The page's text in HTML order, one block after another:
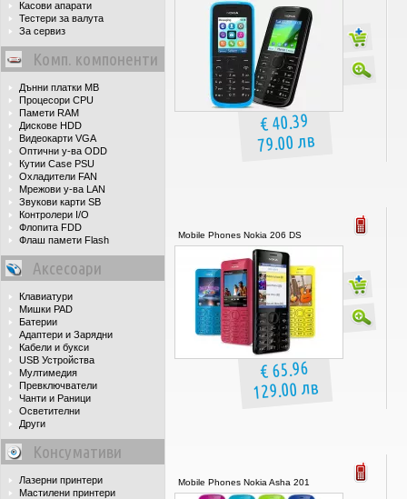
Касови апарати
Тестери за валута
За сервиз
Комп. компоненти
Дънни платки MB
Процесори CPU
Памети RAM
Дискове HDD
Видеокарти VGA
Оптични у-ва ODD
Кутии Case PSU
Охладители FAN
Мрежови у-ва LAN
Звукови карти SB
Контролери I/O
Флопита FDD
Флаш памети Flash
Аксесоари
Клавиатури
Мишки PAD
Батерии
Адаптери и Зарядни
Кабели и букси
USB Устройства
Мултимедия
Превключватели
Чанти и Раници
Осветителни
Други
Консумативи
Лазерни принтери
Мастилени принтери
€ 40.39
79.00 лв
Mobile Phones Nokia 206 DS
€ 65.96
129.00 лв
Mobile Phones Nokia Asha 201